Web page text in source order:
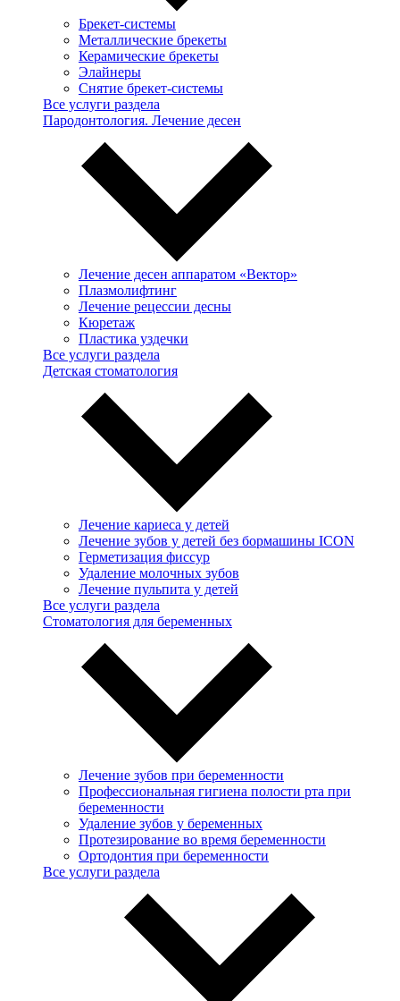
Брекет-системы
Металлические брекеты
Керамические брекеты
Элайнеры
Снятие брекет-системы
Все услуги раздела
Пародонтология. Лечение десен
Лечение десен аппаратом «Вектор»
Плазмолифтинг
Лечение рецессии десны
Кюретаж
Пластика уздечки
Все услуги раздела
Детская стоматология
Лечение кариеса у детей
Лечение зубов у детей без бормашины ICON
Герметизация фиссур
Удаление молочных зубов
Лечение пульпита у детей
Все услуги раздела
Стоматология для беременных
Лечение зубов при беременности
Профессиональная гигиена полости рта при
беременности
Удаление зубов у беременных
Протезирование во время беременности
Ортодонтия при беременности
Все услуги раздела